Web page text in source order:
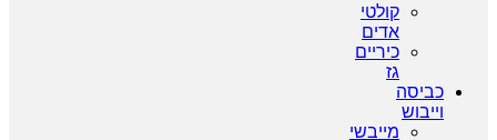
קולטי
אדים
כיריים
גז
כביסה
וייבוש
מייבשי